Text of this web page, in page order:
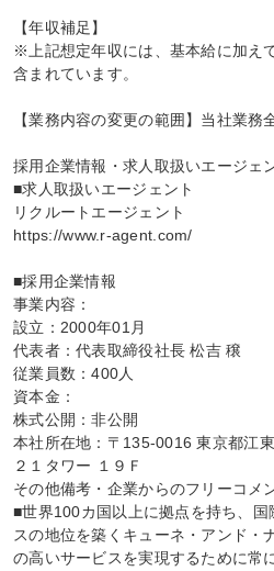
【年収補足】
※上記想定年収には、基本給に加え
含まれています。
【業務内容の変更の範囲】当社業務
採用企業情報・求人取扱いエージェ
■求人取扱いエージェント
リクルートエージェント
https://www.r-agent.com/
■採用企業情報
事業内容：
設立：2000年01月
代表者：代表取締役社長 松吉 穣
従業員数：400人
資本金：
株式公開：非公開
本社所在地：〒135-0016 東京都江
２１タワー １９Ｆ
その他備考・企業からのフリーコメ
■世界100カ国以上に拠点を持ち、国
スの地位を築くキューネ・アンド・
の高いサービスを実現するために常